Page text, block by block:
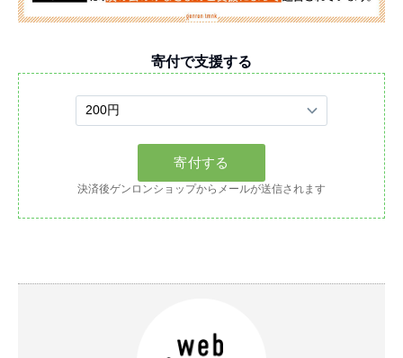
寄付で支援する
決済後ゲンロンショップからメールが送信されます